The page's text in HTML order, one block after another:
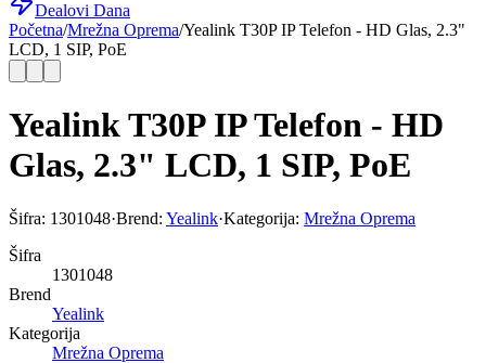
Dealovi Dana
Početna/Mrežna Oprema/Yealink T30P IP Telefon - HD Glas, 2.3"
LCD, 1 SIP, PoE
Yealink T30P IP Telefon - HD
Glas, 2.3" LCD, 1 SIP, PoE
Šifra: 1301048·Brend: Yealink·Kategorija: Mrežna Oprema
Šifra
1301048
Brend
Yealink
Kategorija
Mrežna Oprema